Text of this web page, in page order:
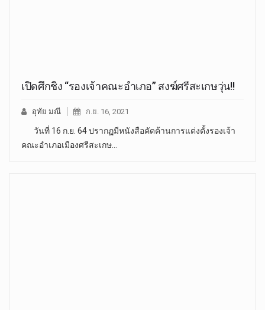
เปิดศึกชิง “รองเจ้าคณะอำเภอ” สงฆ์ศรีสะเกษวุ่น!!
อุทัย มณี ก.ย. 16, 2021
วันที่ 16 ก.ย. 64 ปรากฏมีหนังสือคัดค้านการแต่งตั้งรองเจ้า
คณะอำเภอเมืองศรีสะเกษ…